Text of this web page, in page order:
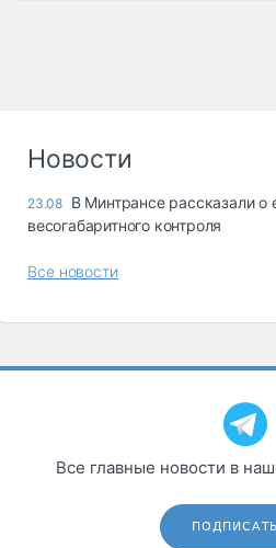
опасные
грузовые
Коммерческий
транспорт
Спецтехника
Автосервис,
запчасти,
Новости
23.08 В Минтрансе рассказали о
весогабаритного контроля
Все новости
Все главные новости в